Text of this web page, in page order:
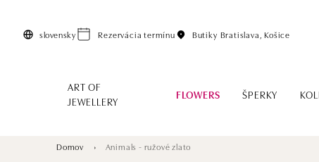
slovensky Rezervácia termínu Butiky Bratislava, Košice
ART OF
JEWELLERY
FLOWERS ŠPERKY
Domov Animals - ružové zlato